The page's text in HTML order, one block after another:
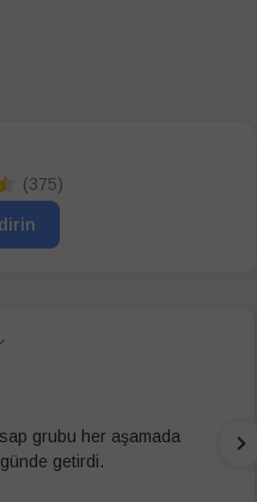
(375)
grubu her aşamada
getirdi.